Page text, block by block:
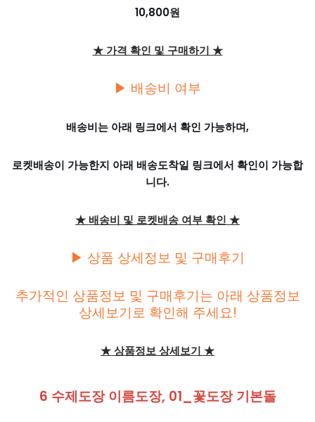
10,800원
★ 가격 확인 및 구매하기 ★
▶ 배송비 여부
배송비는 아래 링크에서 확인 가능하며,
로켓배송이 가능한지 아래 배송도착일 링크에서 확인이 가능합
니다.
★ 배송비 및 로켓배송 여부 확인 ★
▶ 상품 상세정보 및 구매후기
추가적인 상품정보 및 구매후기는 아래 상품정보
상세보기로 확인해 주세요!
★ 상품정보 상세보기 ★
6 수제도장 이름도장, 01_꽃도장 기본돌